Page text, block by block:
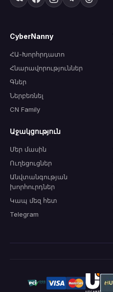
CyberNanny
ՀԱ-Խորհրդատո
Հնարավորություններ
Գներ
Ներբեռնել
CN Family
Աջակցություն
Մեր մասին
Ուղեցուցներ
Անվտանգության
խորհուրդներ
Կապ մեզ հետ
Telegram